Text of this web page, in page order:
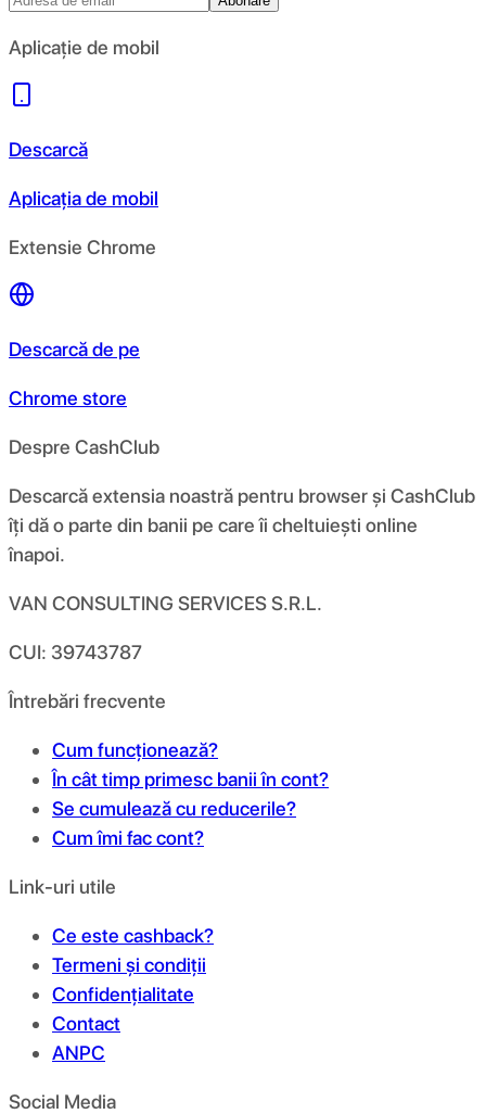
Aplicație de mobil
Descarcă
Aplicația de mobil
Extensie Chrome
Descarcă de pe
Chrome store
Despre CashClub
Descarcă extensia noastră pentru browser și CashClub
îți dă o parte din banii pe care îi cheltuiești online
înapoi.
VAN CONSULTING SERVICES S.R.L.
CUI: 39743787
Întrebări frecvente
Cum funcționează?
În cât timp primesc banii în cont?
Se cumulează cu reducerile?
Cum îmi fac cont?
Link-uri utile
Ce este cashback?
Termeni și condiții
Confidențialitate
Contact
ANPC
Social Media